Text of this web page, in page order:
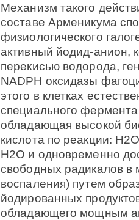
Механизм такого
составе Арменикума
физиологического
активный йодид-анион,
перекисью водорода,
NADPH оксидазы
этого в клетках
специального
обладающая высокой
кислота по реакции:
H2O и одновременно
свободных радикалов
воспаления) путем
йодированных
обладающего мощным